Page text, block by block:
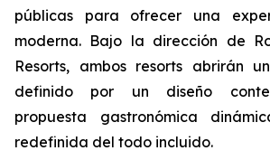
públicas para ofrecer una
moderna. Bajo la dirección de
Resorts, ambos resorts abrirán
definido por un diseño
propuesta gastronómica
redefinida del todo incluido.